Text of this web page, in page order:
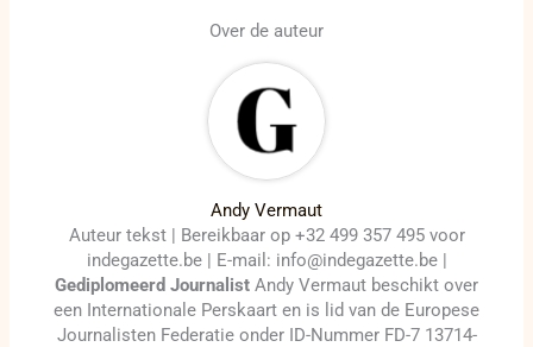
Over de auteur
Andy Vermaut
Auteur tekst | Bereikbaar op +32 499 357 495 voor
indegazette.be | E-mail: info@indegazette.be |
Gediplomeerd Journalist Andy Vermaut beschikt over
een Internationale Perskaart en is lid van de Europese
Journalisten Federatie onder ID-Nummer FD-7 13714-